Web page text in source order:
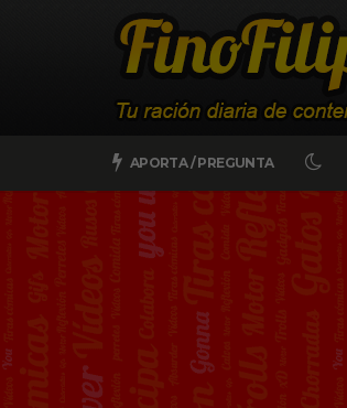
APORTA / PREGUNTA